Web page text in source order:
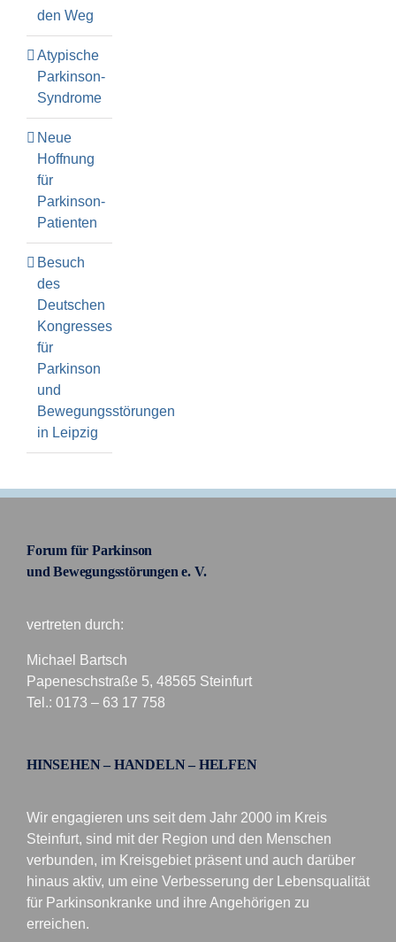
den Weg
Atypische
Parkinson-
Syndrome
Neue
Hoffnung
für
Parkinson-
Patienten
Besuch
des
Deutschen
Kongresses
für
Parkinson
und
Bewegungsstörungen
in Leipzig
Forum für Parkinson
und Bewegungsstörungen e. V.
vertreten durch:
Michael Bartsch
Papeneschstraße 5, 48565 Steinfurt
Tel.: 0173 – 63 17 758
HINSEHEN – HANDELN – HELFEN
Wir engagieren uns seit dem Jahr 2000 im Kreis
Steinfurt, sind mit der Region und den Menschen
verbunden, im Kreisgebiet präsent und auch darüber
hinaus aktiv, um eine Verbesserung der Lebensqualität
für Parkinsonkranke und ihre Angehörigen zu
erreichen.